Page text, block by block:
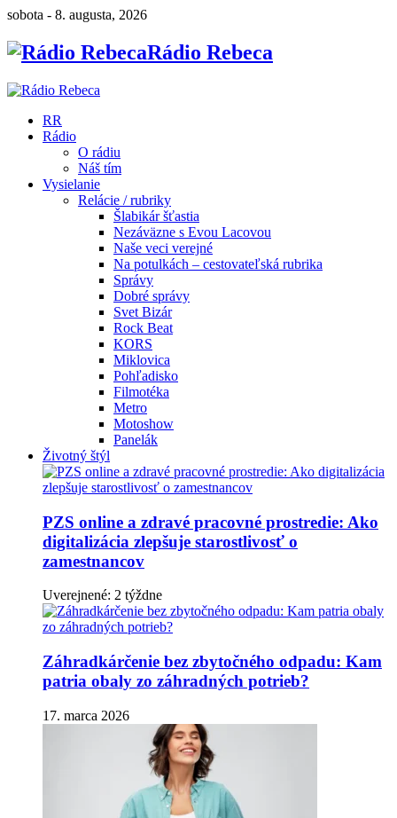
sobota - 8. augusta, 2026
Rádio Rebeca
RR
Rádio
O rádiu
Náš tím
Vysielanie
Relácie / rubriky
Šlabikár šťastia
Nezáväzne s Evou Lacovou
Naše veci verejné
Na potulkách – cestovateľská rubrika
Správy
Dobré správy
Svet Bizár
Rock Beat
KORS
Miklovica
Pohľadisko
Filmotéka
Metro
Motoshow
Panelák
Životný štýl
PZS online a zdravé pracovné prostredie: Ako
digitalizácia zlepšuje starostlivosť o
zamestnancov
Uverejnené: 2 týždne
Záhradkárčenie bez zbytočného odpadu: Kam
patria obaly zo záhradných potrieb?
17. marca 2026